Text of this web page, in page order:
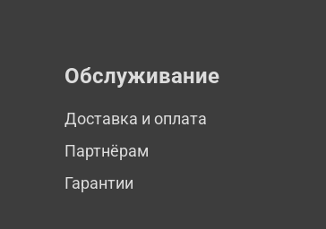
Обслуживание
Доставка и оплата
Партнёрам
Гарантии